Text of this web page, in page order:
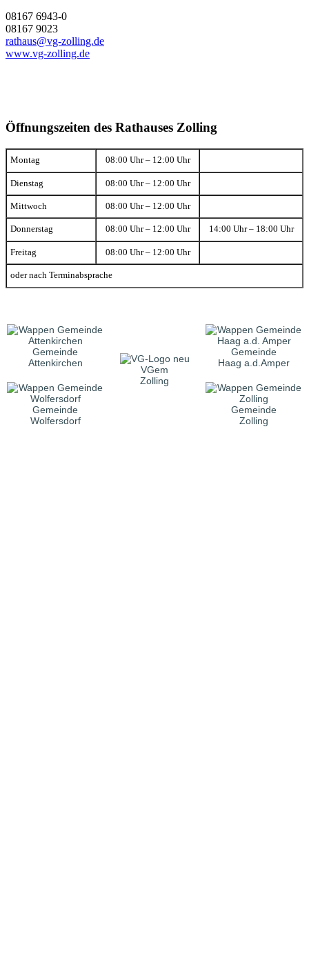
08167 6943-0
08167 9023
rathaus@vg-zolling.de
www.vg-zolling.de
Öffnungszeiten des Rathauses Zolling
Montag 08:00 Uhr – 12:00 Uhr
Dienstag 08:00 Uhr – 12:00 Uhr
Mittwoch 08:00 Uhr – 12:00 Uhr
Donnerstag 08:00 Uhr – 12:00 Uhr 14:00 Uhr – 18:00 Uhr
Freitag 08:00 Uhr – 12:00 Uhr
oder nach Terminabsprache
Gemeinde
Attenkirchen
VGem
Zolling
Gemeinde
Haag a.d.Amper
Gemeinde
Wolfersdorf
Gemeinde
Zolling